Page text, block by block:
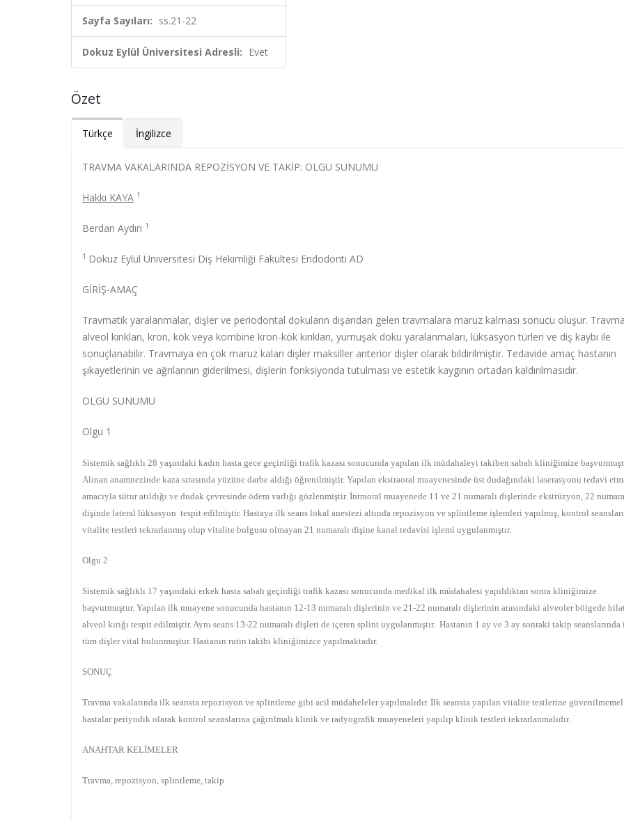
Sayfa Sayıları: ss.21-22
Dokuz Eylül Üniversitesi Adresli: Evet
Özet
Türkçe İngilizce
TRAVMA VAKALARINDA REPOZİSYON VE TAKİP: OLGU SUNUMU
Hakkı KAYA 1
Berdan Aydın 1
1 Dokuz Eylül Üniversitesi Diş Hekimliği Fakültesi Endodonti AD
GİRİŞ-AMAÇ
Travmatik yaralanmalar, dişler ve periodontal dokuların dışarıdan gelen travmalara maruz kalması sonucu oluşur. Travma
alveol kırıkları, kron, kök veya kombine kron-kök kırıkları, yumuşak doku yaralanmaları, lüksasyon türleri ve diş kaybı ile
sonuçlanabilir. Travmaya en çok maruz kalan dişler maksiller anterior dişler olarak bildirilmiştir. Tedavide amaç hastanın
şikayetlerinin ve ağrılarının giderilmesi, dişlerin fonksiyonda tutulması ve estetik kaygının ortadan kaldırılmasıdır.
OLGU SUNUMU
Olgu 1
Sistemik sağlıklı 28 yaşındaki kadın hasta gece geçirdiği trafik kazası sonucunda yapılan ilk müdahaleyi takiben sabah kliniğimize
Alınan anamnezinde kaza sırasında yüzüne darbe aldığı öğrenilmiştir. Yapılan ekstraoral muayenesinde üst dudağındaki laserasyonu tedavi
amacıyla sütur atıldığı ve dudak çevresinde ödem varlığı gözlenmiştir. İntraoral muayenede 11 ve 21 numaralı dişlerinde ekstrüzyon, 22
dişinde lateral lüksasyon tespit edilmiştir. Hastaya ilk seans lokal anestezi altında repozisyon ve splintleme işlemleri yapılmış, kontrol
vitalite testleri tekrarlanmış olup vitalite bulgusu olmayan 21 numaralı dişine kanal tedavisi işlemi uygulanmıştır.
Olgu 2
Sistemik sağlıklı 17 yaşındaki erkek hasta sabah geçirdiği trafik kazası sonucunda medikal ilk müdahalesi yapıldıktan sonra kliniğimize
başvurmuştur. Yapılan ilk muayene sonucunda hastanın 12-13 numaralı dişlerinin ve 21-22 numaralı dişlerinin arasındaki alveoler bölgede
alveol kırığı tespit edilmiştir. Aynı seans 13-22 numaralı dişleri de içeren splint uygulanmıştır. Hastanın 1 ay ve 3 ay sonraki takip
tüm dişler vital bulunmuştur. Hastanın rutin takibi kliniğimizce yapılmaktadır.
SONUÇ
Travma vakalarında ilk seansta repozisyon ve splintleme gibi acil müdaheleler yapılmalıdır. İlk seansta yapılan vitalite testlerine
hastalar periyodik olarak kontrol seanslarına çağırılmalı klinik ve radyografik muayeneleri yapılıp klinik testleri tekrarlanmalıdır.
ANAHTAR KELİMELER
Travma, repozisyon, splintleme, takip